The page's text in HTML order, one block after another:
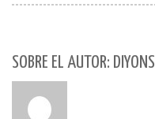
SOBRE EL AUTOR: DIYONS